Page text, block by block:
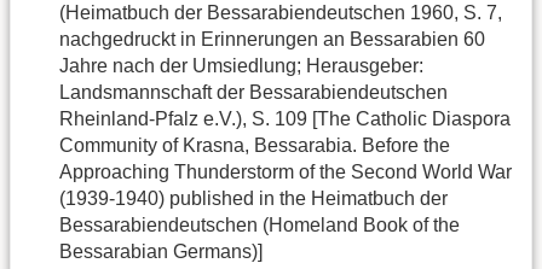
(Heimatbuch der Bessarabiendeutschen 1960, S. 7,
nachgedruckt in Erinnerungen an Bessarabien 60
Jahre nach der Umsiedlung; Herausgeber:
Landsmannschaft der Bessarabiendeutschen
Rheinland-Pfalz e.V.), S. 109 [The Catholic Diaspora
Community of Krasna, Bessarabia. Before the
Approaching Thunderstorm of the Second World War
(1939-1940) published in the Heimatbuch der
Bessarabiendeutschen (Homeland Book of the
Bessarabian Germans)]